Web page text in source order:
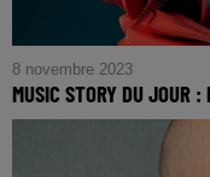
8 novembre 2023
MUSIC STORY DU JOUR :